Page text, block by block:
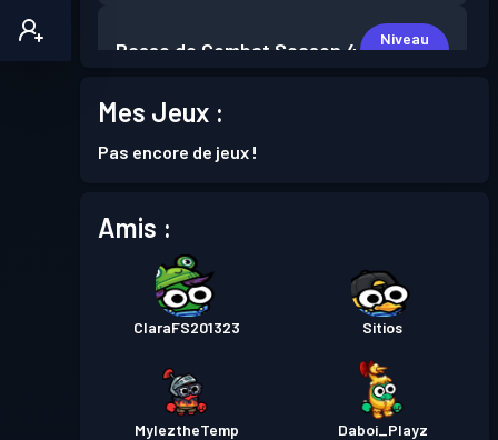
Passe de Combat Season 4
Niveau
Passe de Combat
Passe de Combat Niveau 3
Mes Jeux :
Pas encore de jeux !
Amis :
ClaraFS201323 Sitios
MyleztheTemp Daboi_Playz